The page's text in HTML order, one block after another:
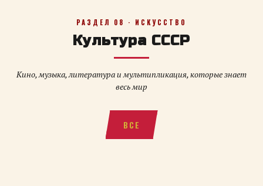
РАЗДЕЛ 08 · ИСКУССТВО
Культура СССР
Кино, музыка, литература и мультипликация, которые знает
весь мир
ВСЕ